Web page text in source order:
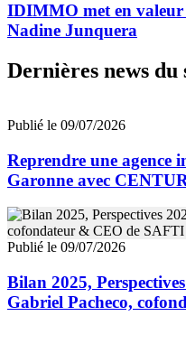
IDIMMO met en valeur
Nadine Junquera
Dernières news du
Publié le 09/07/2026
Reprendre une agence
Garonne avec
Publié le 09/07/2026
Bilan 2025,
Gabriel Pacheco,